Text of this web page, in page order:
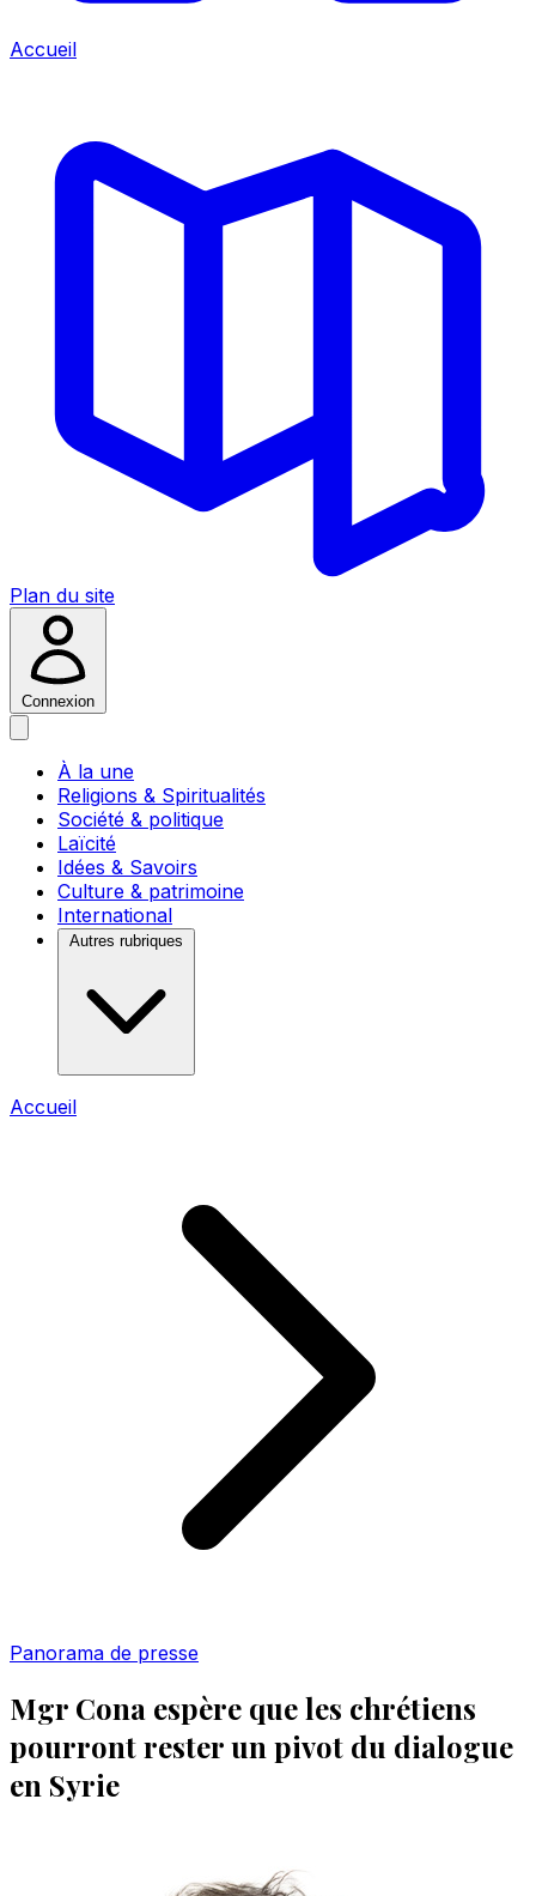
Accueil
Plan du site
Connexion
À la une
Religions & Spiritualités
Société & politique
Laïcité
Idées & Savoirs
Culture & patrimoine
International
Autres rubriques
Accueil
Panorama de presse
Mgr Cona espère que les chrétiens
pourront rester un pivot du dialogue
en Syrie